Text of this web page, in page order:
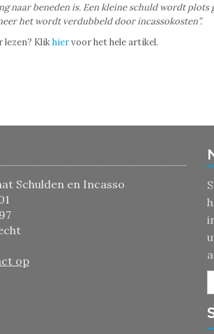
naar beneden is. Een kleine schuld wordt plots
het wordt verdubbeld door incassokosten”.
lezen? Klikhiervoor het hele artikel.
Schulden en Incasso
op